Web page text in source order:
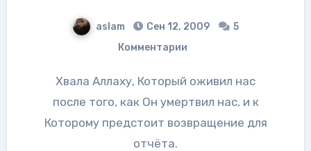
aslam Сен 12, 2009
5
Комментарии
Хвала Аллаху, Который оживил нас
после того, как Он умертвил нас, и к
Которому предстоит возвращение для
отчёта.